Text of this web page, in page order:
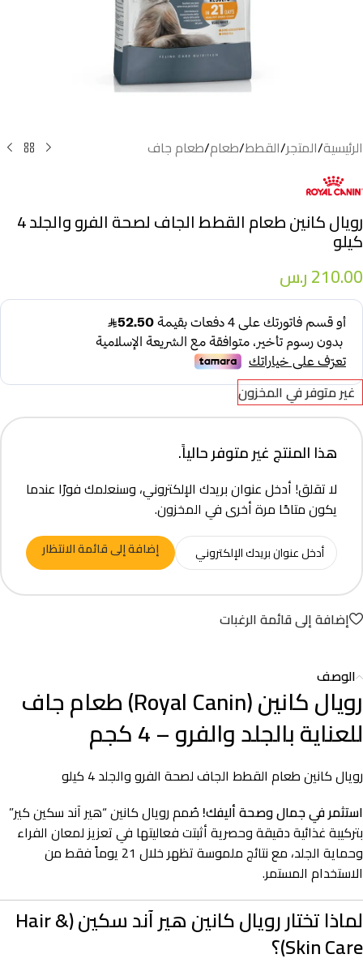
الرئيسية/المتجر/القطط/طعام/طعام جاف
رويال كانين طعام القطط الجاف لصحة الفرو والجلد 4
كيلو
210.00ر.س
غير متوفر في المخزون
هذا المنتج غير متوفر حالياً.
لا تقلق! أدخل عنوان بريدك الإلكتروني، وسنعلمك فورًا عندما
يكون متاحًا مرة أخرى في المخزون.
إضافة إلى قائمة الانتظار
إضافة إلى قائمة الرغبات
الوصف
رويال كانين (Royal Canin) طعام جاف
للعناية بالجلد والفرو – 4 كجم
رويال كانين طعام القطط الجاف لصحة الفرو والجلد 4 كيلو
استثمر في جمال وصحة أليفك! صُمم رويال كانين “هير آند سكين كير”
بتركيبة غذائية دقيقة وحصرية أثبتت فعاليتها في تعزيز لمعان الفراء
وحماية الجلد، مع نتائج ملموسة تظهر خلال 21 يوماً فقط من
الاستخدام المستمر.
لماذا تختار رويال كانين هير آند سكين (Hair &
Skin Care)؟